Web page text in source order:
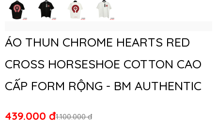
ÁO THUN CHROME HEARTS RED
CROSS HORSESHOE COTTON CAO
CẤP FORM RỘNG - BM AUTHENTIC
1.100.000 đ
439.000 đ